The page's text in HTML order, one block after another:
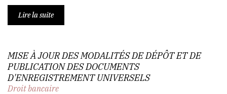
Lire la suite
MISE À JOUR DES MODALITÉS DE DÉPÔT ET DE
PUBLICATION DES DOCUMENTS
D'ENREGISTREMENT UNIVERSELS
Droit bancaire